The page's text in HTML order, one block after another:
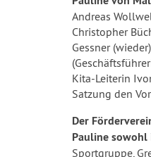
Andreas
Christopher
Gessner
Kita-Leiterin
Satzung den
Der
Pauline
Sportgruppe,